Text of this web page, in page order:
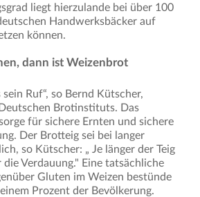
liegt hierzulande bei über 100
Handwerksbäcker auf
können.
dann ist Weizenbrot
sein Ruf“, so Bernd Kütscher,
Brotinstituts. Das
für sichere Ernten und sichere
Der Brotteig sei bei langer
so Kütscher: „ Je länger der Teig
Verdauung." Eine tatsächliche
Gluten im Weizen bestünde
Prozent der Bevölkerung.